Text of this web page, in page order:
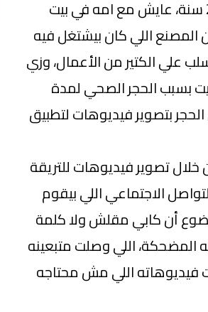
كابي هو شاب فقير من إيطاليا، عنده 21 سنة، عايش مع امه في بيت
اترفد كابي من المصنع اللي كان بيشتغل فيه
علي الكتير من الأعمال، وزي
بسبب الحجر الصحي لمدة
بتصوير فيديوهات لتطبيق
تصوير فيديوهات للتريقة
الاجتماعي اللي بيقوم
أن كابي مقلش ولا كلمة
اللي وصلت متبعينه
فيديوهاته اللي مش محتاجه